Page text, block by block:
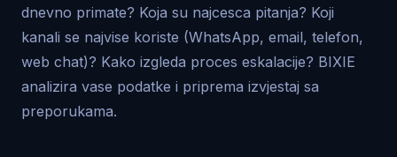
dnevno primate? Koja su najcesca pitanja? Koji
kanali se najvise koriste (WhatsApp, email, telefon,
web chat)? Kako izgleda proces eskalacije? BIXIE
analizira vase podatke i priprema izvjestaj sa
preporukama.